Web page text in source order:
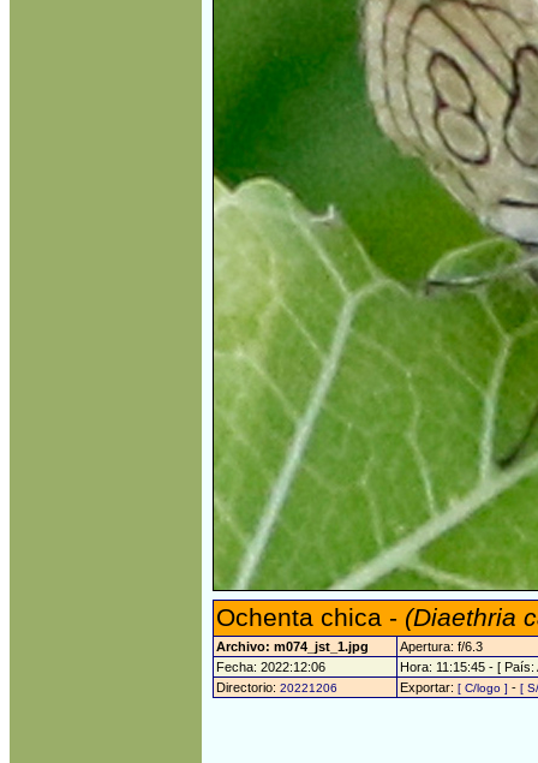
Ochenta chica - (Diaethria
Archivo: m074_jst_1.jpg
Apertura: f/6.3
Fecha: 2022:12:06
Hora: 11:15:45 - [ País:
Directorio: 20221206 Exportar: [ C/logo ] - [